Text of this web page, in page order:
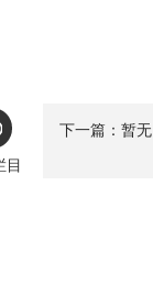
目
下一篇：暂无